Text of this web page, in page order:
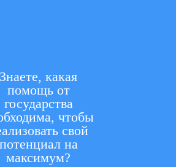
Знаете, какая
помощь от
государства
чтобы
свой
потенциал на
максимум?